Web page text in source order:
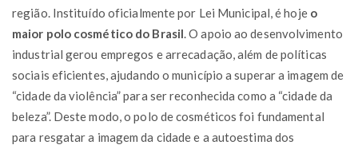
região. Instituído oficialmente por Lei Municipal, é hoje o
maior polo cosmético do Brasil . O apoio ao desenvolvimento
industrial gerou empregos e arrecadação, além de políticas
sociais eficientes, ajudando o município a superar a imagem de
“cidade da violência” para ser reconhecida como a “cidade da
beleza”. Deste modo, o polo de cosméticos foi fundamental
para resgatar a imagem da cidade e a autoestima dos